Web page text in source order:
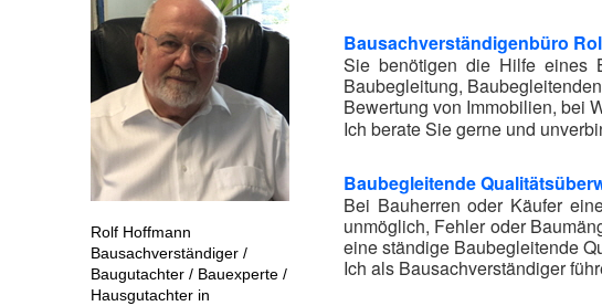
Bausachverständigenbüro
Sie benötigen die Hilfe eines
Baubegleitung,
Bewertung von Immobilien, bei
Ich berate Sie gerne und
Baubegleitende
Bei Bauherren oder Käufer
unmöglich, Fehler oder
eine ständige Baubegleitende
Ich als Bausachverständiger
Rolf Hoffmann
Bausachverständiger /
Baugutachter / Bauexperte /
Hausgutachter in